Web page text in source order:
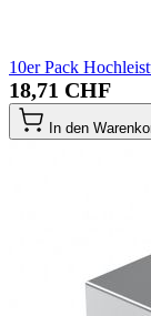
10er Pack
18,71 CHF
In den